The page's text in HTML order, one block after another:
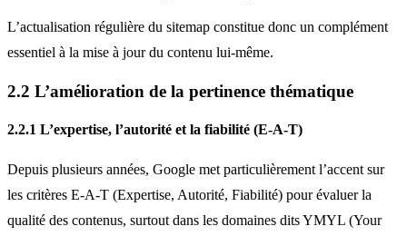
L’actualisation régulière du sitemap constitue donc un complément
essentiel à la mise à jour du contenu lui-même.
2.2 L’amélioration de la pertinence thématique
2.2.1 L’expertise, l’autorité et la fiabilité (E-A-T)
Depuis plusieurs années, Google met particulièrement l’accent sur
les critères E-A-T (Expertise, Autorité, Fiabilité) pour évaluer la
qualité des contenus, surtout dans les domaines dits YMYL (Your